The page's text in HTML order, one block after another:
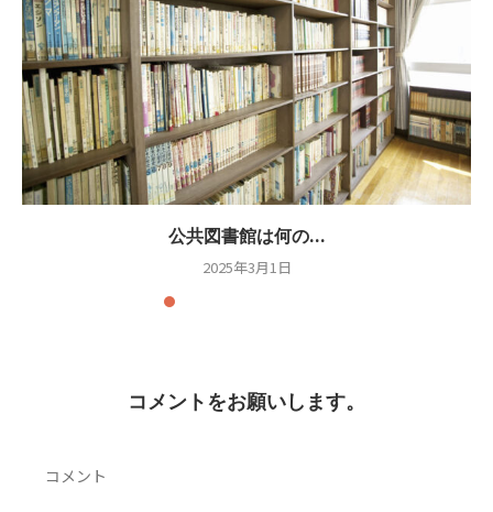
公共図書館は何の...
2025年3月1日
コメントをお願いします。